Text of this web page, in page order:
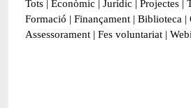
Tots | Econòmic | Jurídic | Projectes |
Formació | Finançament | Biblioteca |
Assessorament | Fes voluntariat |